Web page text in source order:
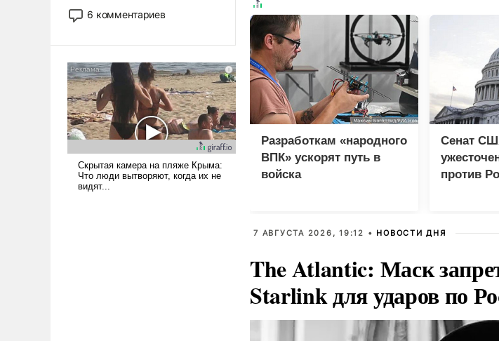
США потребуется более трех
лет. Даже небольшая война с
Сложившаяся ситуация
означает многолетний период
уязвимости США, например,
перед Китаем.
6 комментариев
Разработкам «народного
ВПК» ускорят путь в
войска
Сенат
против
7 АВГУСТА 2026, 19:12 • НОВОСТИ ДНЯ
The Atlantic: Маск
Starlink для ударов по